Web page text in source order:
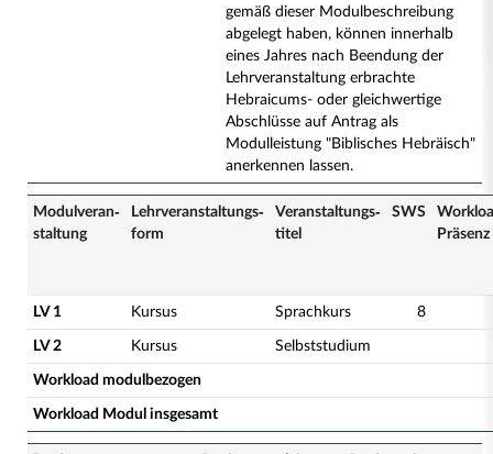
gemäß dieser Modulbeschreibung
abgelegt haben, können innerhalb
eines Jahres nach Beendung der
Lehrveranstaltung erbrachte
Hebraicums- oder gleichwertige
Abschlüsse auf Antrag als
Modulleistung "Biblisches Hebräisch"
anerkennen lassen.
Modulveran­
staltung
Lehrveranstaltungs­
form
Veranstaltungs­
titel
SWS
Präsenz
LV 1 Kursus Sprachkurs 8
LV 2 Kursus Selbststudium
Workload modulbezogen
Workload Modul insgesamt